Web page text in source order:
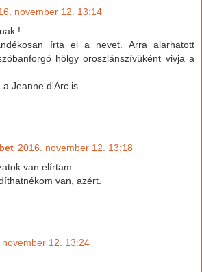
november 12. 13:14
!
írta el a nevet. Arra alarhatott
hölgy oroszlánszívüként vivja a
Jeanne d'Arc is.
2016. november 12. 13:18
van elírtam.
van, azért.
november 12. 13:24